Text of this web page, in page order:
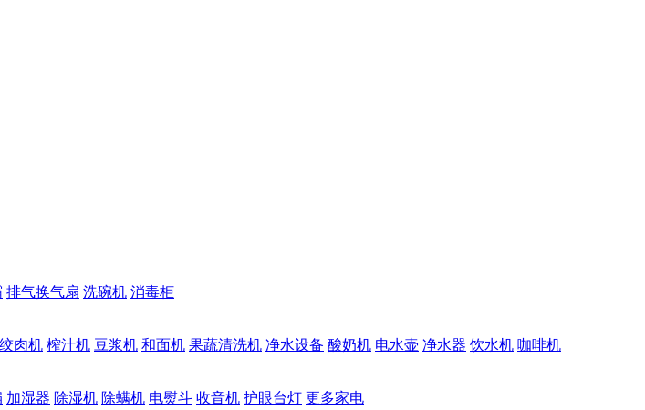
排气换气扇 洗碗机 消毒柜
绞肉机 榨汁机 豆浆机 和面机 果蔬清洗机 净水设备 酸奶机 电水壶 净水器 饮水机 咖啡机
加湿器 除湿机 除螨机 电熨斗 收音机 护眼台灯 更多家电